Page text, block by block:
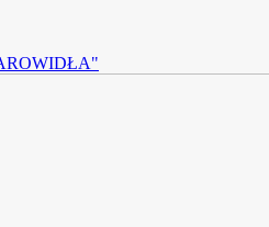
możemy spakować do